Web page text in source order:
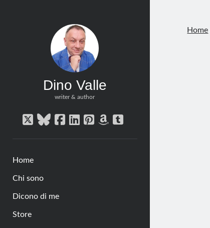
Dino Valle
writer & author
twitterbluesky
facebook
linkedin
pinterest
amazon
tumblr
Home
Chi sono
Dicono di me
Store
Home